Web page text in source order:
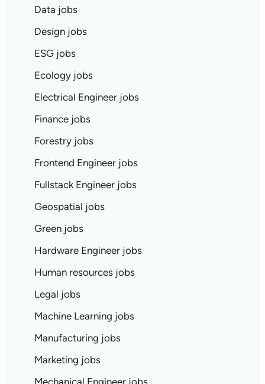
Data jobs
Design jobs
ESG jobs
Ecology jobs
Electrical Engineer jobs
Finance jobs
Forestry jobs
Frontend Engineer jobs
Fullstack Engineer jobs
Geospatial jobs
Green jobs
Hardware Engineer jobs
Human resources jobs
Legal jobs
Machine Learning jobs
Manufacturing jobs
Marketing jobs